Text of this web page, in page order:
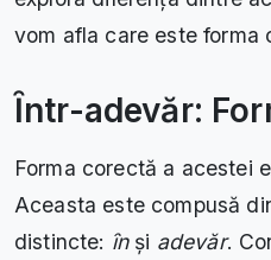
vom afla care este forma
Ȋntr-adevăr:
Forma corectă a acestei
Aceasta este compusă
distincte: ȋnși adevăr.